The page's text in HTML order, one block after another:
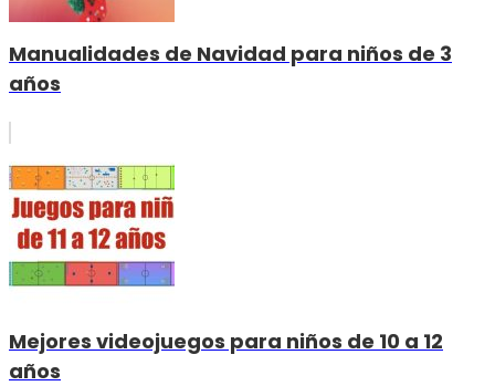
Manualidades de Navidad para niños de 3
años
Mejores videojuegos para niños de 10 a 12
años